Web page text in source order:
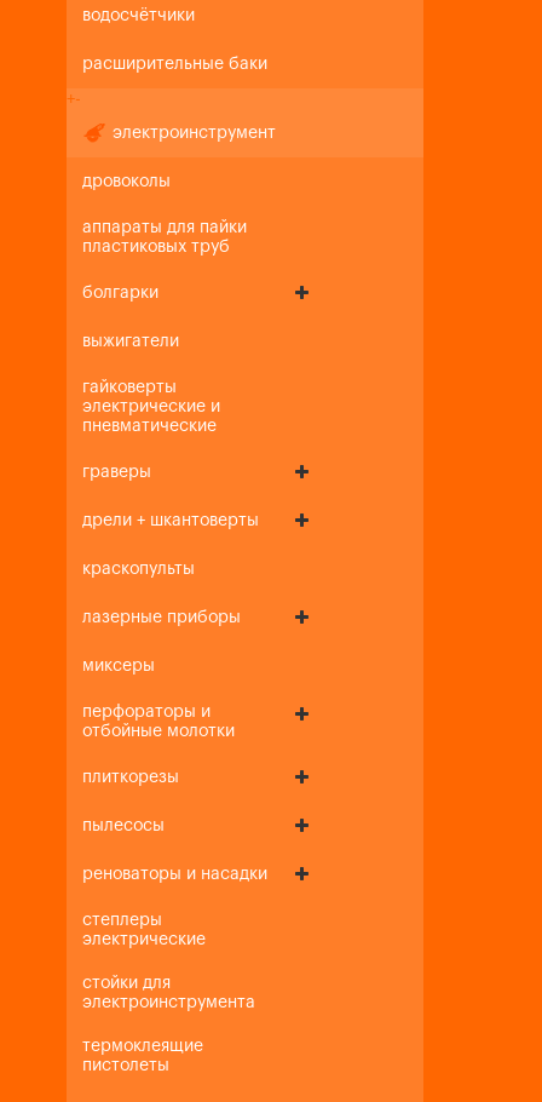
водосчётчики
расширительные баки
+-
электроинструмент
дровоколы
аппараты для пайки
пластиковых труб
болгарки
выжигатели
гайковерты
электрические и
пневматические
граверы
дрели + шкантоверты
краскопульты
лазерные приборы
миксеры
перфораторы и
отбойные молотки
плиткорезы
пылесосы
реноваторы и насадки
степлеры
электрические
стойки для
электроинструмента
термоклеящие
пистолеты